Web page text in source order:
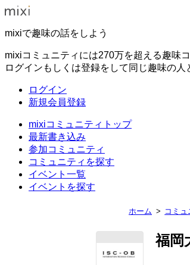
mixiで趣味の話をしよう
mixiコミュニティには270万を超える趣味
ログインもしくは登録をして同じ趣味の人
ログイン
新規会員登録
mixiコミュニティトップ
最新書き込み
参加コミュニティ
コミュニティを探す
イベント一覧
イベントを探す
ホーム コミュ
福岡